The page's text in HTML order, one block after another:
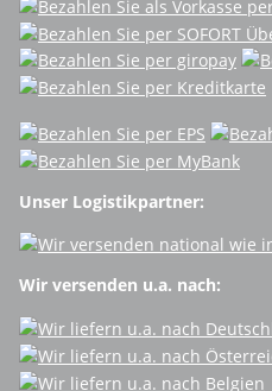
Unser Logistikpartner:
Wir versenden u.a. nach: